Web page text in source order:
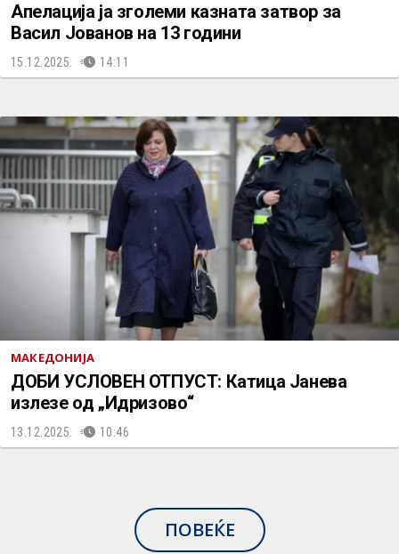
Апелација ја зголеми казната затвор за
Васил Јованов на 13 години
15.12.2025. 14:11
МАКЕДОНИЈА
ДОБИ УСЛОВЕН ОТПУСТ: Катица Јанева
излезе од „Идризово“
13.12.2025. 10:46
ПОВЕЌЕ